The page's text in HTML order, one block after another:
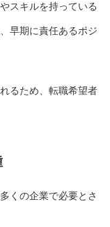
スキルを持っている
早期に責任あるポジ
るため、転職希望者
くの企業で必要とさ